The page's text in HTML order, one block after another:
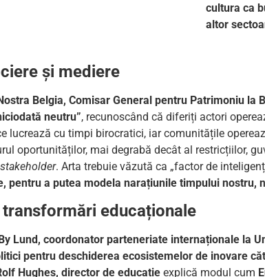
cultura ca
altor
și mediere
Belgia, Comisar General pentru Patrimoniu la
neutru”, recunoscând că diferiți actori
lucrează cu timpi birocratici, iar comunitățile
oportunităților, mai degrabă decât al restricțiilor,
. Arta trebuie văzută ca „factor de
pentru a putea modela narațiunile timpului nostru,
educaționale
Lund, coordonator parteneriate internaționale la
pentru deschiderea ecosistemelor de inovare
Hughes, director de educație explică modul cum